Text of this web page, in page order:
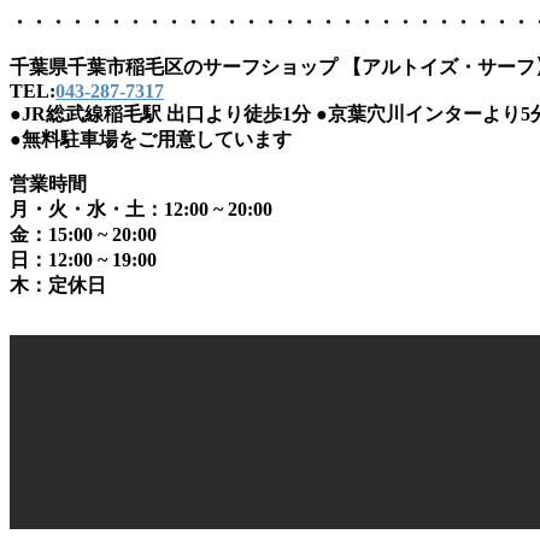
・・・・・・・・・・・・・・・・・・・・・・・・・・
千葉県千葉市稲毛区のサーフショップ 【アルトイズ・サーフ
TEL:043-287-7317
●JR総武線稲毛駅 出口より徒歩1分 ●京葉穴川インターより5
●無料駐車場をご用意しています
営業時間
月・火・水・土：12:00 ~ 20:00
金：15:00 ~ 20:00
日：12:00 ~ 19:00
木：定休日